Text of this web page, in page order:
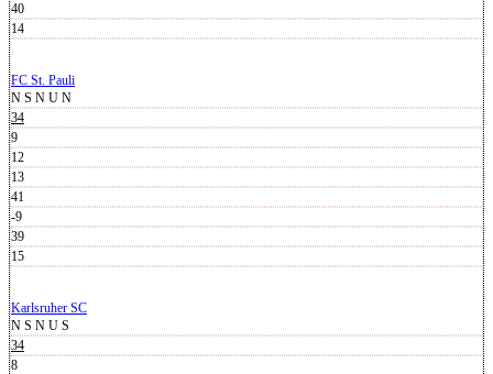
40
14
FC St. Pauli
N S N U N
34
9
12
13
41
-9
39
15
Karlsruher SC
N S N U S
34
8